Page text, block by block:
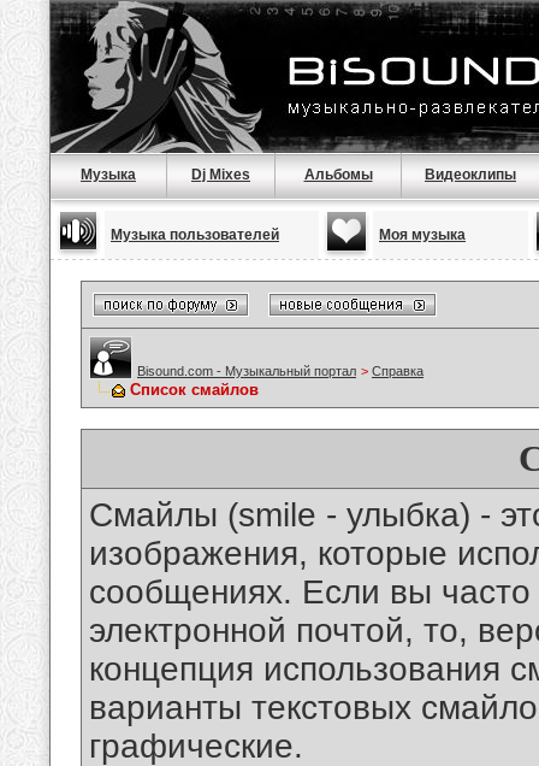
Музыка Dj Mixes Альбомы Видеоклипы
Музыка пользователей Моя музыка
Bisound.com - Музыкальный портал > Справка
Список смайлов
Смайлы (smile - улыбка) -
изображения, которые
сообщениях. Если вы часто
электронной почтой, то,
концепция использования
варианты текстовых
графические.